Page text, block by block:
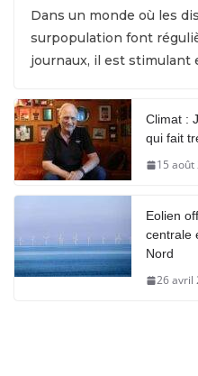
Dans un monde où les
surpopulation font
journaux, il est stimulant
Climat :
qui fait
15 août
Eolien
centrale
Nord
26 avril